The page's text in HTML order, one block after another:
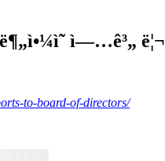
ì—…ê³„
to-board-of-directors/